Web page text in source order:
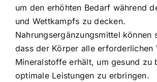
um den erhöhten Bedarf während
und Wettkampfs zu decken.
Nahrungsergänzungsmittel können
dass der Körper alle erforderlichen
Mineralstoffe erhält, um gesund zu
optimale Leistungen zu erbringen.